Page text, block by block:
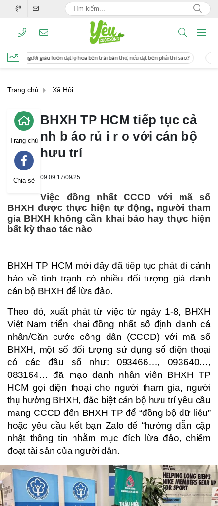
lọ hoa bên trái bàn thờ, nếu đặt bên phải thì sao? Cách uống nước mía
Trang chủ Xã Hội
Trang chủ
Chia sẻ
BHXH TP HCM tiếp tục cả
nh b áo rủ i r o với cán bộ
hưu trí
09:09 17/09/25
Việc đồng nhất CCCD với mã số
BHXH được thực hiện tự động, người tham
gia BHXH không cần khai báo hay thực hiện
bất kỳ thao tác nào
BHXH TP HCM mới đây đã tiếp tục phát đi cảnh
báo về tình trạnh có nhiều đối tượng giả danh
cán bộ BHXH để lừa đảo.
Theo đó, xuất phát từ việc từ ngày 1-8, BHXH
Việt Nam triển khai đồng nhất số định danh cá
nhân/Căn cước công dân (CCCD) với mã số
BHXH, một số đối tượng sử dụng số điện thoại
có các đầu số như: 093466…, 093640…,
083164… đã mạo danh nhân viên BHXH TP
HCM gọi điện thoại cho người tham gia, người
thụ hưởng BHXH, đặc biệt cán bộ hưu trí yêu cầu
mang CCCD đến BHXH TP để “đồng bộ dữ liệu”
hoặc yêu cầu kết bạn Zalo để “hướng dẫn cập
nhật thông tin nhằm mục đích lừa đảo, chiếm
đoạt tài sản của người dân.